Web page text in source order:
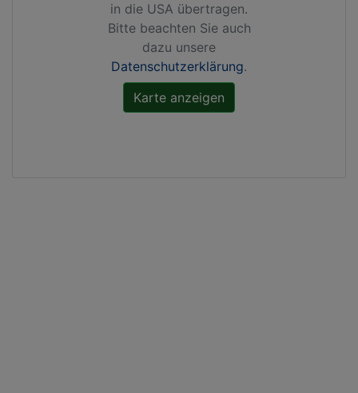
in die USA übertragen.
Bitte beachten Sie auch
dazu unsere
Datenschutzerklärung.